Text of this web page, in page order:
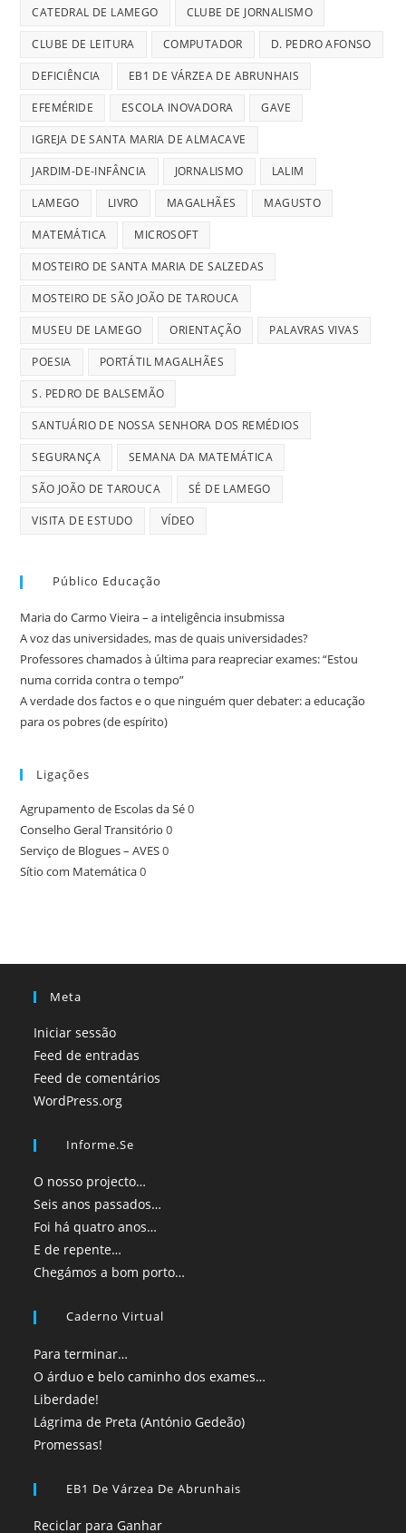
CATEDRAL DE LAMEGO CLUBE DE JORNALISMO
CLUBE DE LEITURA COMPUTADOR D. PEDRO AFONSO
DEFICIÊNCIA EB1 DE VÁRZEA DE ABRUNHAIS
EFEMÉRIDE ESCOLA INOVADORA GAVE
IGREJA DE SANTA MARIA DE ALMACAVE
JARDIM-DE-INFÂNCIA JORNALISMO LALIM
LAMEGO LIVRO MAGALHÃES MAGUSTO
MATEMÁTICA MICROSOFT
MOSTEIRO DE SANTA MARIA DE SALZEDAS
MOSTEIRO DE SÃO JOÃO DE TAROUCA
MUSEU DE LAMEGO ORIENTAÇÃO PALAVRAS VIVAS
POESIA PORTÁTIL MAGALHÃES
S. PEDRO DE BALSEMÃO
SANTUÁRIO DE NOSSA SENHORA DOS REMÉDIOS
SEGURANÇA SEMANA DA MATEMÁTICA
SÃO JOÃO DE TAROUCA SÉ DE LAMEGO
VISITA DE ESTUDO VÍDEO
Público Educação
Maria do Carmo Vieira – a inteligência insubmissa
A voz das universidades, mas de quais universidades?
Professores chamados à última para reapreciar exames: “Estou
numa corrida contra o tempo”
A verdade dos factos e o que ninguém quer debater: a educação
para os pobres (de espírito)
Ligações
Agrupamento de Escolas da Sé0
Conselho Geral Transitório 0
Serviço de Blogues – AVES0
Sítio com Matemática0
Meta
Iniciar sessão
Feed de entradas
Feed de comentários
WordPress.org
Informe.se
O nosso projecto…
Seis anos passados…
Foi há quatro anos…
E de repente…
Chegámos a bom porto…
Caderno Virtual
Para terminar…
O árduo e belo caminho dos exames…
Liberdade!
Lágrima de Preta (António Gedeão)
Promessas!
EB1 De Várzea De Abrunhais
Reciclar para Ganhar